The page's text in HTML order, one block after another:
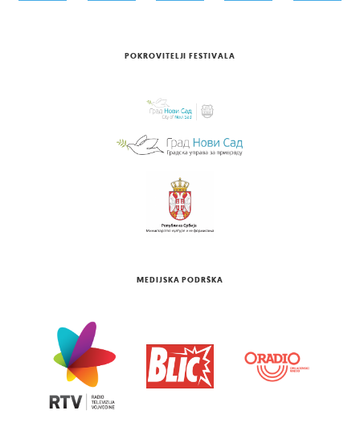
POKROVITELJI FESTIVALA
MEDIJSKA PODRŠKA